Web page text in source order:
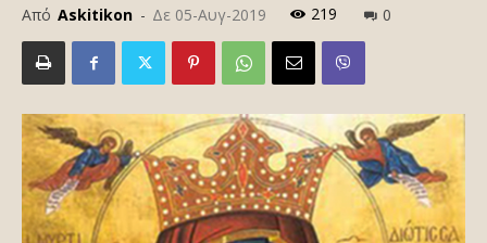
Από Askitikon - Δε 05-Αυγ-2019 219 0